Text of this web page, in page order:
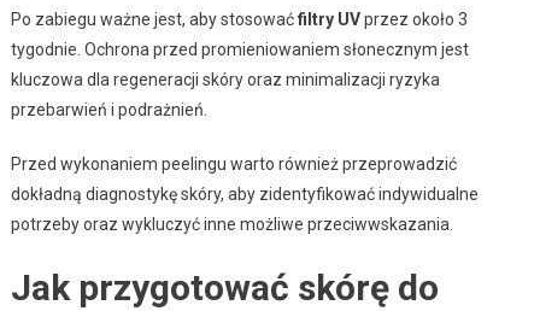
Po zabiegu ważne jest, aby stosowaćfiltry UVprzez około 3
tygodnie. Ochrona przed promieniowaniem słonecznym jest
kluczowa dla regeneracji skóry oraz minimalizacji ryzyka
przebarwień i podrażnień.
Przed wykonaniem peelingu warto również przeprowadzić
dokładną diagnostykę skóry, aby zidentyfikować indywidualne
potrzeby oraz wykluczyć inne możliwe przeciwwskazania.
Jak przygotować skórę do